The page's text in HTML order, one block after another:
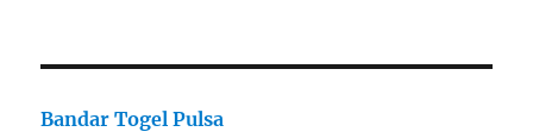
Bandar Togel Pulsa